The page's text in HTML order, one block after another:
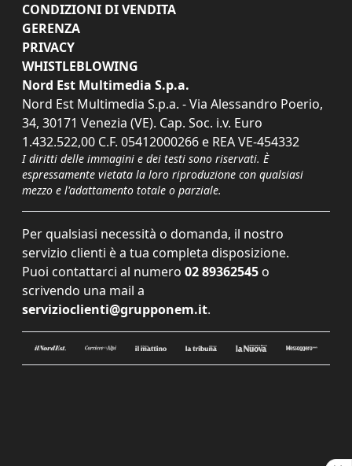
CONDIZIONI DI VENDITA
GERENZA
PRIVACY
WHISTLEBLOWING
Nord Est Multimedia S.p.a.
Nord Est Multimedia S.p.a. - Via Alessandro Poerio,
34, 30171 Venezia (VE). Cap. Soc. i.v. Euro
1.432.522,00 C.F. 05412000266 e REA VE-454332
I diritti delle immagini e dei testi sono riservati. È
espressamente vietata la loro riproduzione con qualsiasi
mezzo e l'adattamento totale o parziale.
Per qualsiasi necessità o domanda, il nostro
servizio clienti è a tua completa disposizione.
Puoi contattarci al numero 02 89362545 o
scrivendo una mail a
servizioclienti@grupponem.it.